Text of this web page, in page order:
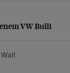
VW Bulli
VW Bulli